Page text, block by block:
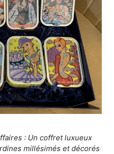
: Un coffret luxueux
millésimés et décorés